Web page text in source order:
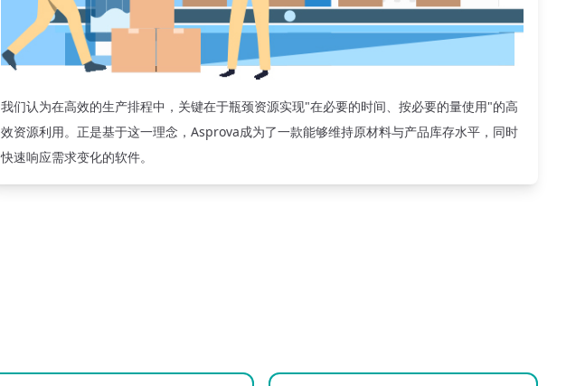
我们认为在高效的生产排程中，关键在于瓶颈资源实现"在必要的时间、按必要的量使用"的高
效资源利用。正是基于这一理念，Asprova成为了一款能够维持原材料与产品库存水平，同时
快速响应需求变化的软件。